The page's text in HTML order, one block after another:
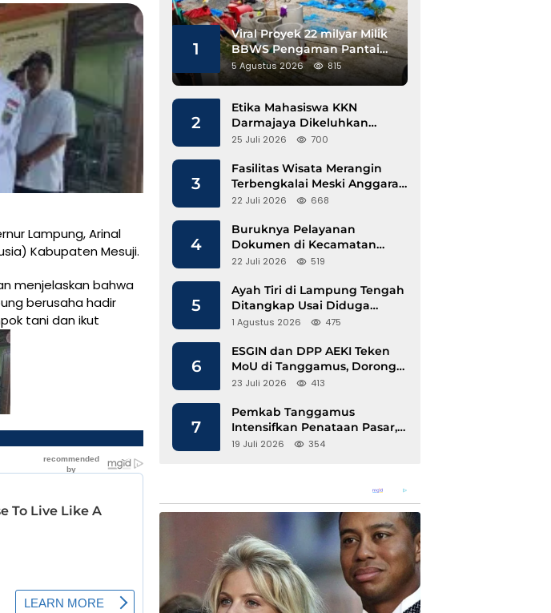
Lampung, Arinal
Kabupaten Mesuji.
menjelaskan bahwa
berusaha hadir
tani dan ikut
1
Viral Proyek 22 milyar Milik
BBWS Pengaman Pantai
Pesisir Barat Diduga
Gunakan Besi Banci
5 Agustus 2026 815
2
Etika Mahasiswa KKN
Darmajaya Dikeluhkan
Kepala Pekon Sinar Jawa
25 Juli 2026 700
3
Fasilitas Wisata Merangin
Terbengkalai Meski Anggaran
Perawatan Terus Mengalir
22 Juli 2026 668
4
Buruknya Pelayanan
Dokumen di Kecamatan
Pangkalan Susu, Kinerja
22 Juli 2026 519
5
Ayah Tiri di Lampung Tengah
Ditangkap Usai Diduga
Hamili Anak di Bawah Umur
1 Agustus 2026 475
6
ESGIN dan DPP AEKI Teken
MoU di Tanggamus, Dorong
Ekonomi Hijau Berbasis Kopi
23 Juli 2026 413
7
Pemkab Tanggamus
Intensifkan Penataan Pasar,
Pedagang Diajak Tempati
19 Juli 2026 354